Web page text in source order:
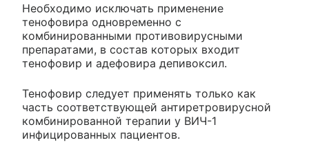
Необходимо исключать применение
тенофовира одновременно с
комбинированными противовирусными
препаратами, в состав которых входит
тенофовир и адефовира депивоксил.
Тенофовир следует применять только как
часть соответствующей антиретровирусной
комбинированной терапии у ВИЧ-1
инфицированных пациентов.